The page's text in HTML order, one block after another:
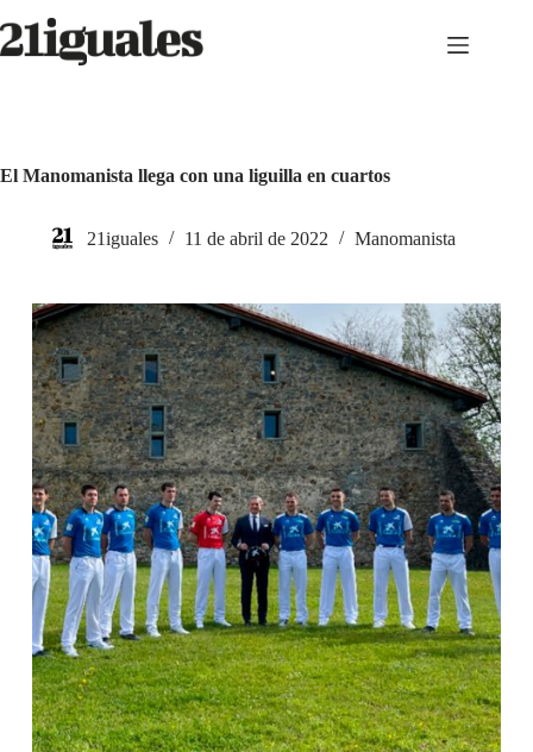
al
contenido
El Manomanista llega con una liguilla en cuartos
21iguales 11 de abril de 2022 Manomanista